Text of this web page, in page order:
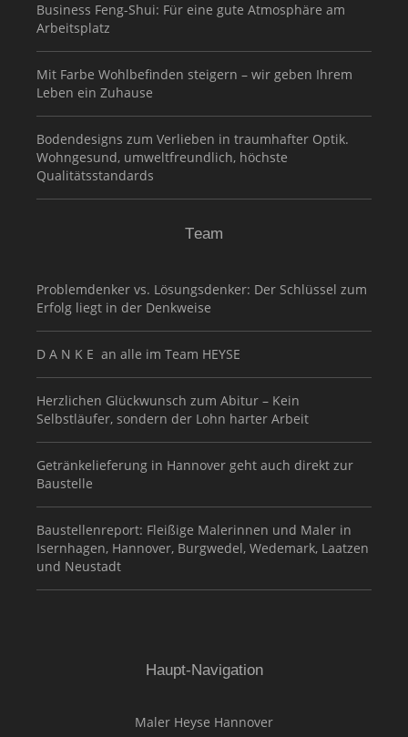
Business Feng-Shui: Für eine gute Atmosphäre am
Arbeitsplatz
Mit Farbe Wohlbefinden steigern – wir geben Ihrem
Leben ein Zuhause
Bodendesigns zum Verlieben in traumhafter Optik.
Wohngesund, umweltfreundlich, höchste
Qualitätsstandards
Team
Problemdenker vs. Lösungsdenker: Der Schlüssel zum
Erfolg liegt in der Denkweise
D A N K E an alle im Team HEYSE
Herzlichen Glückwunsch zum Abitur – Kein
Selbstläufer, sondern der Lohn harter Arbeit
Getränkelieferung in Hannover geht auch direkt zur
Baustelle
Baustellenreport: Fleißige Malerinnen und Maler in
Isernhagen, Hannover, Burgwedel, Wedemark, Laatzen
und Neustadt
Haupt-Navigation
Maler Heyse Hannover